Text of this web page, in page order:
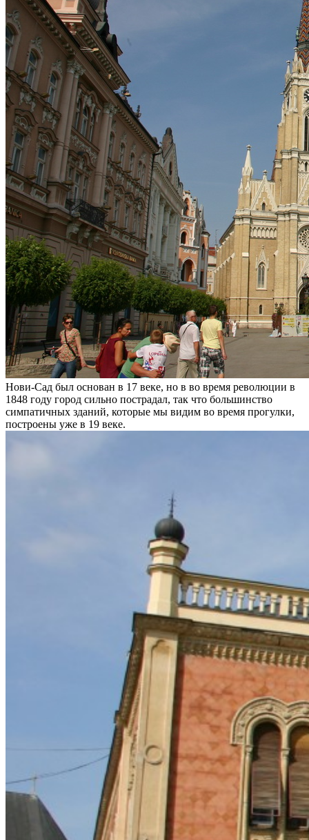
Нови-Сад был основан в 17 веке, но в во время революции в
1848 году город сильно пострадал, так что большинство
симпатичных зданий, которые мы видим во время прогулки,
построены уже в 19 веке.